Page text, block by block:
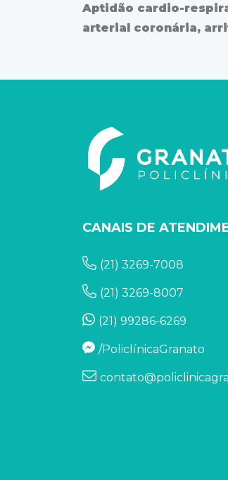
Aptidão cardio-
arterial coronária,
CANAIS DE
(21) 3269-7008
(21) 3269-8007
(21) 99286-6269
/PoliclínicaGranato